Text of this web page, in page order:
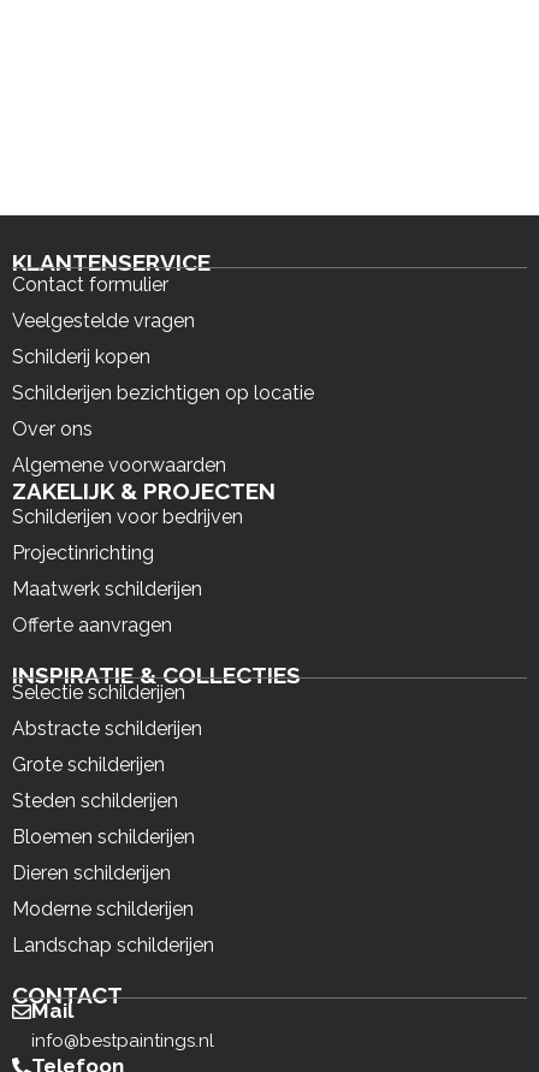
KLANTENSERVICE
Contact formulier
Veelgestelde vragen
Schilderij kopen
Schilderijen bezichtigen op locatie
Over ons
Algemene voorwaarden
ZAKELIJK & PROJECTEN
Schilderijen voor bedrijven
Projectinrichting
Maatwerk schilderijen
Offerte aanvragen
INSPIRATIE & COLLECTIES
Selectie schilderijen
Abstracte schilderijen
Grote schilderijen
Steden schilderijen
Bloemen schilderijen
Dieren schilderijen
Moderne schilderijen
Landschap schilderijen
CONTACT
Mail
info@bestpaintings.nl
Telefoon